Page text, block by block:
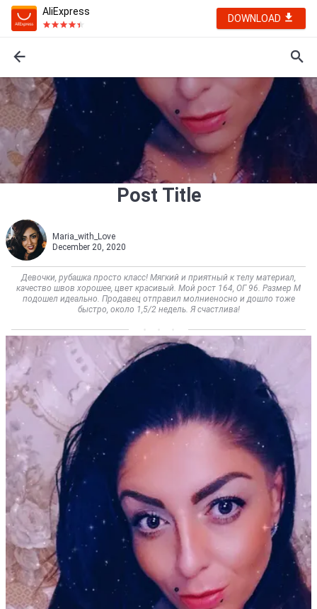
AliExpress
DOWNLOAD
Post Title
Maria_with_Love
December 20, 2020
Девочки, рубашка просто класс! Мягкий и приятный к телу материал,
качество швов хорошее, цвет красивый. Мой рост 164, ОГ 96. Размер М
подошел идеально. Продавец отправил молниеносно и дошло тоже
быстро, около 1,5/2 недель. Я счастлива!